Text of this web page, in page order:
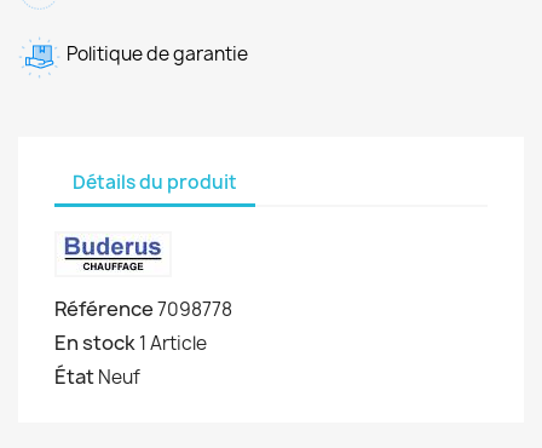
Politique de garantie
Détails du produit
Référence7098778
En stock1 Article
ÉtatNeuf